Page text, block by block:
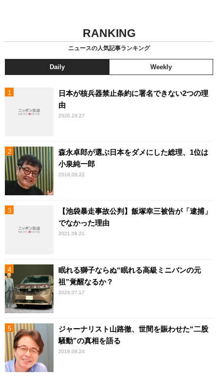
RANKING
ニュースの人気記事ランキング
Daily Weekly
日本が核兵器禁止条約に署名できない2つの理
由
2020.10.27
森永卓郎が選ぶ日本をダメにした総理、1位は
小泉純一郎
2018.08.22
【池袋暴走事故公判】飯塚幸三被告が「逮捕」
でなかった理由
2021.06.21
眠れる獅子ならぬ“眠れる高級ミニバンの元
祖”覚醒なるか？
2026.07.17
ジャーナリスト山路徹、世間を賑わせた“二股
騒動”の真相を語る
2018.08.24